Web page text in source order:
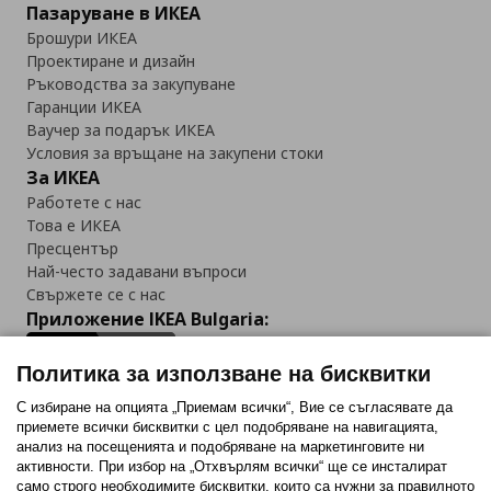
Пазаруване в ИКЕА
Брошури ИКЕА
Проектиране и дизайн
Ръководства за закупуване
Гаранции ИКЕА
Ваучер за подарък ИКЕА
Условия за връщане на закупени стоки
За ИКЕА
Работете с нас
Това е ИКЕА
Пресцентър
Най-често задавани въпроси
Свържете се с нас
Приложение IKEA Bulgaria:
Последвайте ни:
FacebookTwitterYoutubePinterestInstagram
Политика за използване на бисквитки
С избиране на опцията „Приемам всички“, Вие се съгласявате да
приемете всички бисквитки с цел подобряване на навигацията,
анализ на посещенията и подобряване на маркетинговите ни
активности. При избор на „Отхвърлям всички“ ще се инсталират
само строго необходимитe бисквитки, които са нужни за правилното